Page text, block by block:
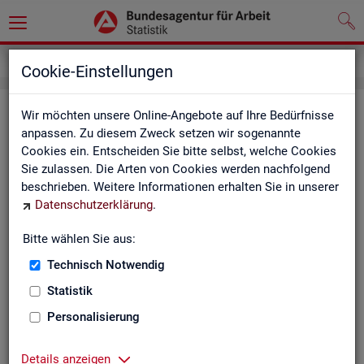
Cookie-Einstellungen
Wir möchten unsere Online-Angebote auf Ihre Bedürfnisse
anpassen. Zu diesem Zweck setzen wir sogenannte
Cookies ein. Entscheiden Sie bitte selbst, welche Cookies
Sie zulassen. Die Arten von Cookies werden nachfolgend
beschrieben. Weitere Informationen erhalten Sie in unserer
Datenschutzerklärung.
Bitte wählen Sie aus:
Technisch Notwendig
Statistik
Personalisierung
Details anzeigen
Im­pres­sum der Sta­tis­tik der Bun­
des­agen­tur für Ar­beit (BA)
In­for­ma­tio­nen über den Her­aus­ge­ber
Im­pres­sum der Bun­des­agen­tur für Ar­beit
Nut­zungs- und Be­zugs­be­din­gun­gen
Co­py­right und Mar­ken­schutz
Die In­hal­te des In­ter­net­auf­tritts der BA sowie die Pro­duk­te
der Sta­tis­tik der BA ste­hen im geis­ti­gen Ei­gen­tum der BA und